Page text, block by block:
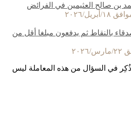
بن صالح العثيمين في الفرائض
بالنقاط ثم يدفعون مبلغا أقل من
في السؤال من هذه المعاملة ليس